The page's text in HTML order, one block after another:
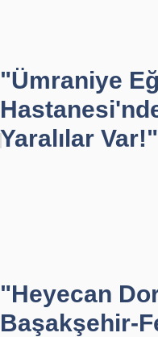
"Ümraniye
Yaralılar Var!"
"Heyecan
Başakşehir-